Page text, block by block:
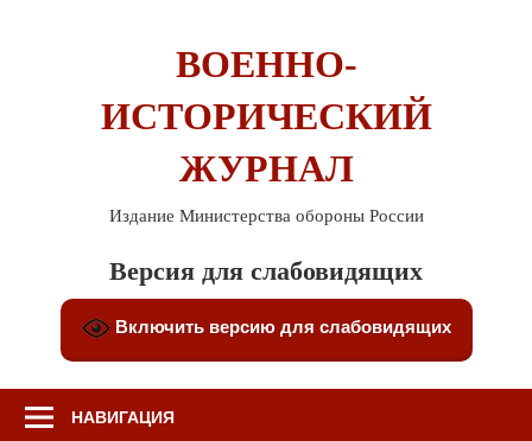
ВОЕННО-
ИСТОРИЧЕСКИЙ
ЖУРНАЛ
Издание Министерства обороны России
Версия для слабовидящих
Включить версию для слабовидящих
НАВИГАЦИЯ